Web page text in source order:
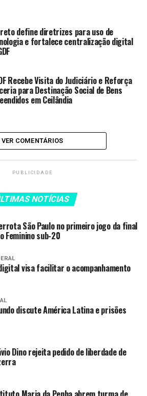
do Vapt Vupt em Minaçu
Basileu França inicia
2026 inicia processo seletivo
artísticas e
zero em Aragarças
para o diesel
durante o segundo dia da MotoGP,
treinos livres, o treino
Sprint, primeira corrida da
o autódromo
tecnológico e
América
define diretrizes para uso de
e fortalece centralização digital
Recebe Visita do Judiciário e Reforça
para Destinação Social de Bens
em Ceilândia
VER COMENTÁRIOS
PUBLICIDADE
NOTÍCIAS
São Paulo no primeiro jogo da final
Feminino sub-20
visa facilitar o acompanhamento
discute América Latina e prisões
Dino rejeita pedido de liberdade de